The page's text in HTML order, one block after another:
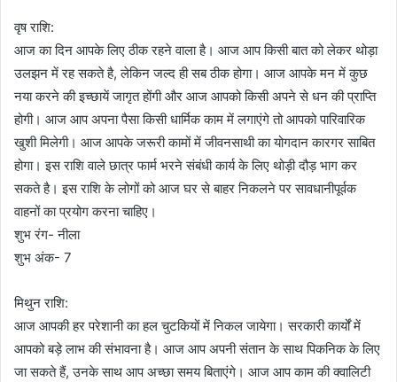
वृष राशि:
आज का दिन आपके लिए ठीक रहने वाला है। आज आप किसी बात को लेकर थोड़ा
उलझन में रह सकते है, लेकिन जल्द ही सब ठीक होगा। आज आपके मन में कुछ
नया करने की इच्छायें जागृत होंगी और आज आपको किसी अपने से धन की प्राप्ति
होगी। आज आप अपना पैसा किसी धार्मिक काम में लगाएंगे तो आपको पारिवारिक
खुशी मिलेगी। आज आपके जरूरी कामों में जीवनसाथी का योगदान कारगर साबित
होगा। इस राशि वाले छात्र फार्म भरने संबंधी कार्य के लिए थोड़ी दौड़ भाग कर
सकते है। इस राशि के लोगों को आज घर से बाहर निकलने पर सावधानीपूर्वक
वाहनों का प्रयोग करना चाहिए।
शुभ रंग- नीला
शुभ अंक- 7
मिथुन राशि:
आज आपकी हर परेशानी का हल चुटकियों में निकल जायेगा। सरकारी कार्यों में
आपको बड़े लाभ की संभावना है। आज आप अपनी संतान के साथ पिकनिक के लिए
जा सकते हैं, उनके साथ आप अच्छा समय बिताएंगे। आज आप काम की क्वालिटी